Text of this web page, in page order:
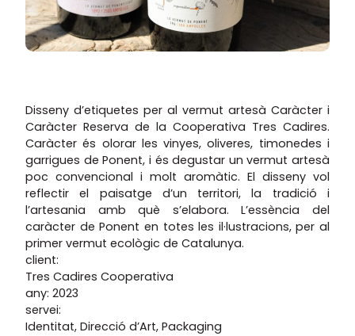
Disseny d’etiquetes per al vermut artesà Caràcter i
Caràcter Reserva de la Cooperativa Tres Cadires.
Caràcter és olorar les vinyes, oliveres, timonedes i
garrigues de Ponent, i és degustar un vermut artesà
poc convencional i molt aromàtic. El disseny vol
reflectir el paisatge d’un territori, la tradició i
l’artesania amb què s’elabora. L’essència del
caràcter de Ponent en totes les il·lustracions, per al
primer vermut ecològic de Catalunya.
client:
Tres Cadires Cooperativa
any: 2023
servei:
Identitat, Direcció d’Art, Packaging